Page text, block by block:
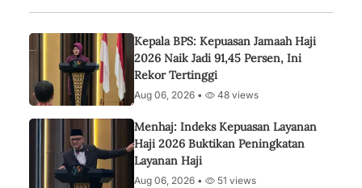
Kepala BPS: Kepuasan Jamaah Haji
2026 Naik Jadi 91,45 Persen, Ini
Rekor Tertinggi
Aug 06, 2026 • 48 views
Menhaj: Indeks Kepuasan Layanan
Haji 2026 Buktikan Peningkatan
Layanan Haji
Aug 06, 2026 • 51 views